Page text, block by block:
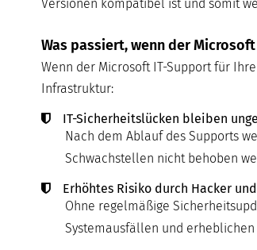
Versionen kompatibel ist und somit
Was passiert, wenn der
Wenn der Microsoft IT-Support für
Infrastruktur:
IT-Sicherheitslücken bleiben
Nach dem Ablauf des Supports
Schwachstellen nicht behoben
Erhöhtes Risiko durch Hacker und
Ohne regelmäßige
Systemausfällen und